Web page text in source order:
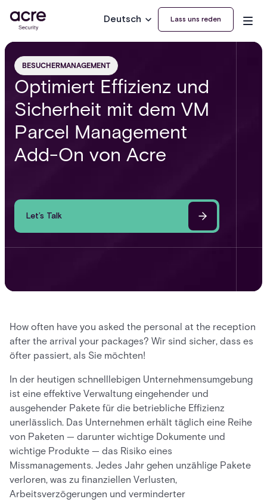
Deutsch Lass uns reden
BESUCHERMANAGEMENT
Optimiert Effizienz und
Sicherheit mit dem VM
Parcel Management
Add-On von Acre
Let’s Talk
How often have you asked the personal at the reception
after the arrival your packages? Wir sind sicher, dass es
öfter passiert, als Sie möchten!
In der heutigen schnelllebigen Unternehmensumgebung
ist eine effektive Verwaltung eingehender und
ausgehender Pakete für die betriebliche Effizienz
unerlässlich. Das Unternehmen erhält täglich eine Reihe
von Paketen — darunter wichtige Dokumente und
wichtige Produkte — das Risiko eines
Missmanagements. Jedes Jahr gehen unzählige Pakete
verloren, was zu finanziellen Verlusten,
Arbeitsverzögerungen und verminderter